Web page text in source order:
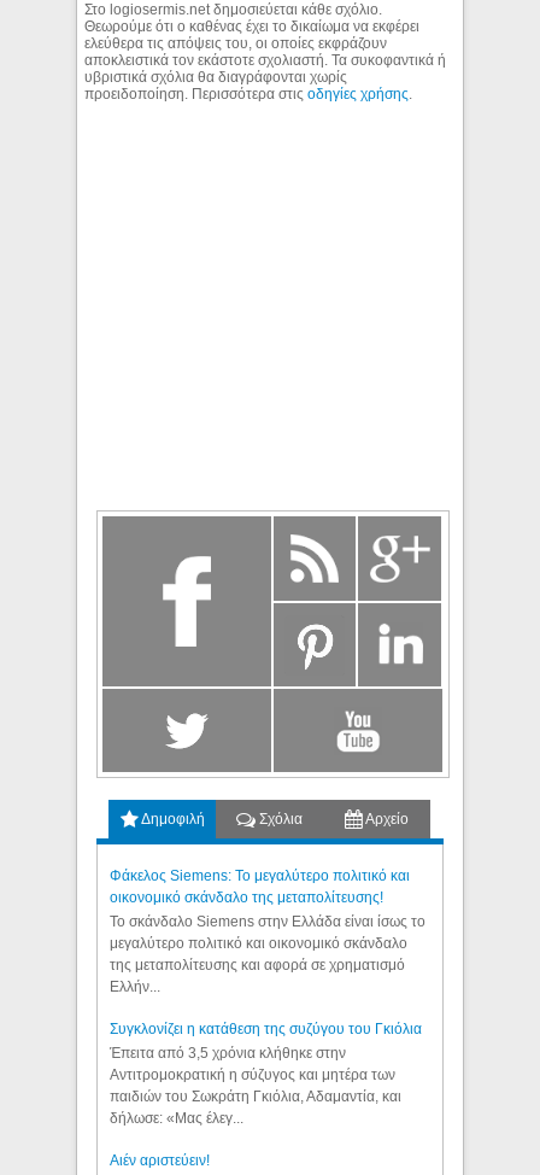
Στο logiosermis.net δημοσιεύεται κάθε σχόλιο.
Θεωρούμε ότι ο καθένας έχει το δικαίωμα να εκφέρει
ελεύθερα τις απόψεις του, οι οποίες εκφράζουν
αποκλειστικά τον εκάστοτε σχολιαστή. Τα συκοφαντικά ή
υβριστικά σχόλια θα διαγράφονται χωρίς
προειδοποίηση. Περισσότερα στιςοδηγίες χρήσης.
Δημοφιλή Σχόλια Αρχείο
Φάκελος Siemens: Το μεγαλύτερο πολιτικό και
οικονομικό σκάνδαλο της μεταπολίτευσης!
Το σκάνδαλο Siemens στην Ελλάδα είναι ίσως το
μεγαλύτερο πολιτικό και οικονομικό σκάνδαλο
της μεταπολίτευσης και αφορά σε χρηματισμό
Ελλήν...
Συγκλονίζει η κατάθεση της συζύγου του Γκιόλια
Έπειτα από 3,5 χρόνια κλήθηκε στην
Αντιτρομοκρατική η σύζυγος και μητέρα των
παιδιών του Σωκράτη Γκιόλια, Αδαμαντία, και
δήλωσε: «Μας έλεγ...
Aιέν αριστεύειν!